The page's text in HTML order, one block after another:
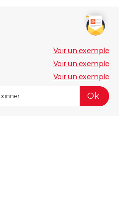
Voir un exemple
Voir un exemple
Voir un exemple